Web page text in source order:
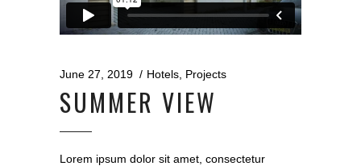
June 27, 2019 Hotels Projects
SUMMER VIEW
Lorem ipsum dolor sit amet, consectetur